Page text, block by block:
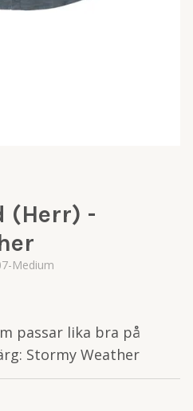
(Herr) -
Medium
passar lika bra på
Stormy Weather